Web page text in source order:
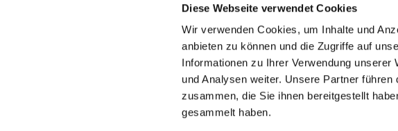
Diese Webseite verwendet Cookies
Wir verwenden Cookies, um Inhalte und
anbieten zu können und die Zugriffe auf
Informationen zu Ihrer Verwendung
und Analysen weiter. Unsere Partner
zusammen, die Sie ihnen bereitgestellt
gesammelt haben.